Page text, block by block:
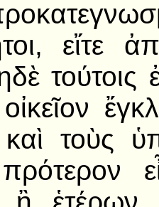
εἴτε
τούτοις
τοὺς